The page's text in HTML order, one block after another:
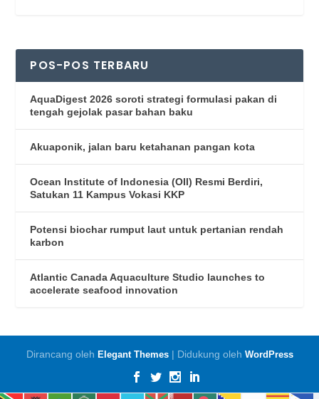
POS-POS TERBARU
AquaDigest 2026 soroti strategi formulasi pakan di
tengah gejolak pasar bahan baku
Akuaponik, jalan baru ketahanan pangan kota
Ocean Institute of Indonesia (OII) Resmi Berdiri,
Satukan 11 Kampus Vokasi KKP
Potensi biochar rumput laut untuk pertanian rendah
karbon
Atlantic Canada Aquaculture Studio launches to
accelerate seafood innovation
Dirancang oleh Elegant Themes| Didukung oleh WordPress